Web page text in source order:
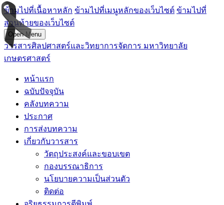
ข้ามไปที่เนื้อหาหลัก ข้ามไปที่เมนูหลักของเว็บไซต์ ข้ามไปที่
ส่วนท้ายของเว็บไซต์
Open Menu
วารสารศิลปศาสตร์และวิทยาการจัดการ มหาวิทยาลัย
เกษตรศาสตร์
หน้าแรก
ฉบับปัจจุบัน
คลังบทความ
ประกาศ
การส่งบทความ
เกี่ยวกับวารสาร
วัตถุประสงค์และขอบเขต
กองบรรณาธิการ
นโยบายความเป็นส่วนตัว
ติดต่อ